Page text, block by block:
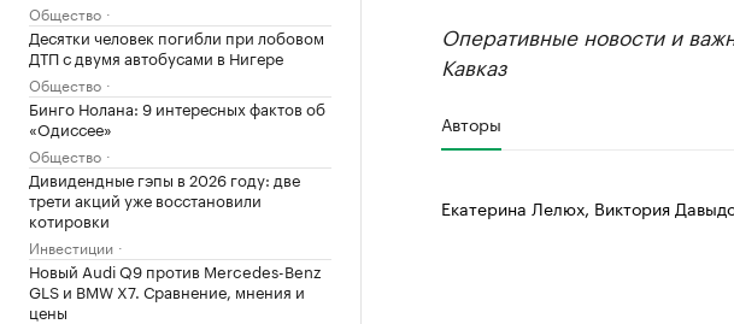
Общество
Десятки человек погибли при лобовом
ДТП с двумя автобусами в Нигере
Общество
Бинго Нолана: 9 интересных фактов об
«Одиссее»
Общество
Дивидендные гэпы в 2026 году: две
трети акций уже восстановили
котировки
Инвестиции
Новый Audi Q9 против Mercedes-Benz
GLS и BMW X7. Сравнение, мнения и
цены
Оперативные новости и
Кавказ
Авторы
Екатерина Лелюх, Виктория